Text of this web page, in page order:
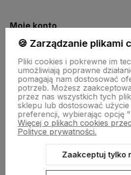
Moje konto
Płatności i dostawa
Informacje
O nas
🍪 Zarządzanie plikami
Pliki cookies i pokrewne im
umożliwiają poprawne
pomagają nam dostosować
potrzeb. Możesz
przez nas wszystkich tych
sklepu lub dostosować
preferencji, wybierając opcję
Więcej o plikach cookies
Polityce prywatności.
Zaakceptuj tylko